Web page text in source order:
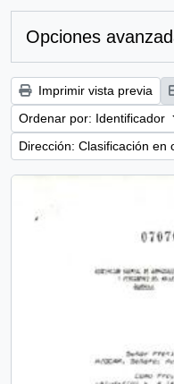
Opciones
Imprimir vista previa
Ordenar por: Identificador
Dirección: Clasificación en